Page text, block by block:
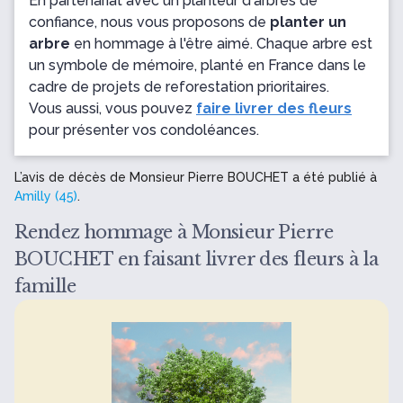
confiance, nous vous proposons de planter un
arbre en hommage à l'être aimé. Chaque arbre est
un symbole de mémoire, planté en France dans le
cadre de projets de reforestation prioritaires.
Vous aussi, vous pouvez faire livrer des fleurs
pour présenter vos condoléances.
L’avis de décès de Monsieur Pierre BOUCHET a été publié à
Amilly (45).
Rendez hommage à Monsieur Pierre
BOUCHET en faisant livrer des fleurs à la
famille